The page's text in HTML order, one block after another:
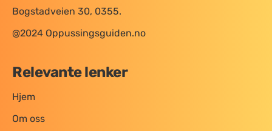
Bogstadveien 30, 0355.
@2024 Oppussingsguiden.no
Relevante lenker
Hjem
Om oss